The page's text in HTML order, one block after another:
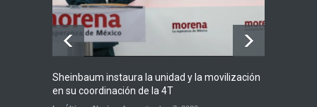
Sheinbaum instaura la unidad y la movilización
en su coordinación de la 4T